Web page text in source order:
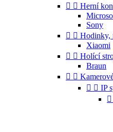
  Herní
Sony
  Hodinky,
Xiaomi
  Holící
Braun
 
  IP
